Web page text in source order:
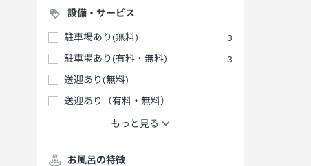
設備・サービス
駐車場あり(無料)
3
駐車場あり(有料・無料)
3
送迎あり(無料)
送迎あり（有料・無料）
もっと見る
お風呂の特徴